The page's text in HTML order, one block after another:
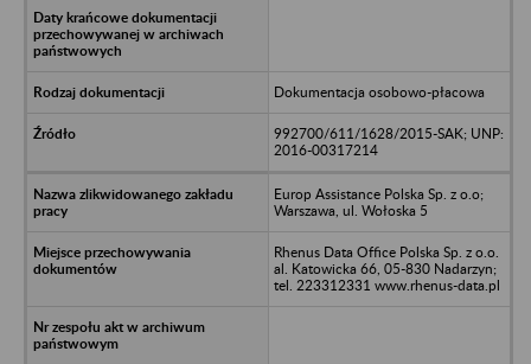
Dokumentacja osobowo-płacowa
992700/611/1628/2015-SAK; UNP:
2016-00317214
Europ Assistance Polska Sp. z o.o;
Warszawa, ul. Wołoska 5
Rhenus Data Office Polska Sp. z o.o.
al. Katowicka 66, 05-830 Nadarzyn;
tel. 223312331 www.rhenus-data.pl